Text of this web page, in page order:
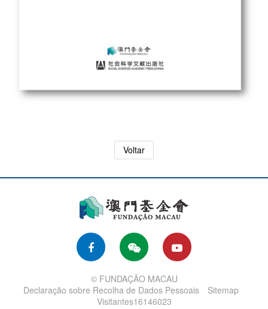
Voltar
© FUNDAÇÃO MACAU
Declaração sobre Recolha de Dados Pessoais
Sitemap
Visitantes16146023